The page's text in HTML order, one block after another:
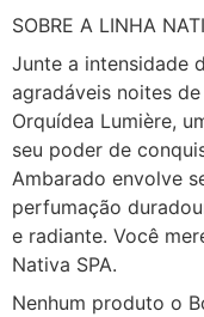
SOBRE A LINHA
Junte a intensidade
agradáveis noites
Orquídea Lumière,
seu poder de
Ambarado envolve
perfumação
e radiante. Você
Nativa SPA.
Nenhum produto o